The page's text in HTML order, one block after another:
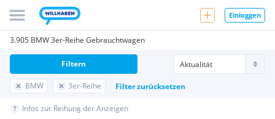
Einloggen
3.905 BMW 3er-Reihe Gebrauchtwagen
BMW 3er-Reihe Filter zurücksetzen
Filtern
Infos zur Reihung der Anzeigen